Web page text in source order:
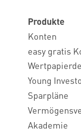
Produkte
Konten
easy gratis
Young
Sparpläne
Akademie